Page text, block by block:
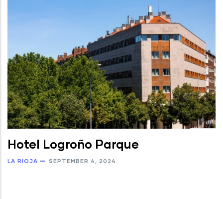
Hotel Logroño Parque
LA RIOJA SEPTEMBER 4, 2024